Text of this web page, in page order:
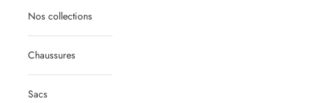
Nos collections
Chaussures
Sacs